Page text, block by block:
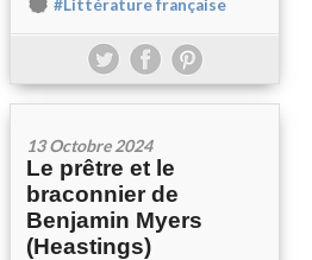
#Littérature française
13 Octobre 2024
Le prêtre et le
braconnier de
Benjamin Myers
(Heastings)